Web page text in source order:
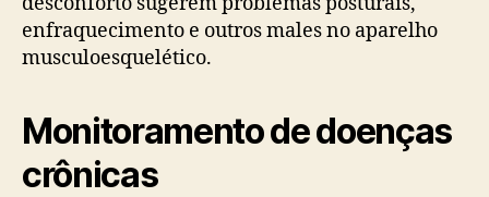
enfraquecimento e outros males no aparelho
musculoesquelético.
Monitoramento de doenças
crônicas